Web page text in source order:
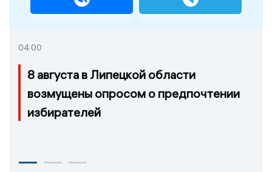
04:00
8 августа в Липецкой области
возмущены опросом о предпочтении
избирателей